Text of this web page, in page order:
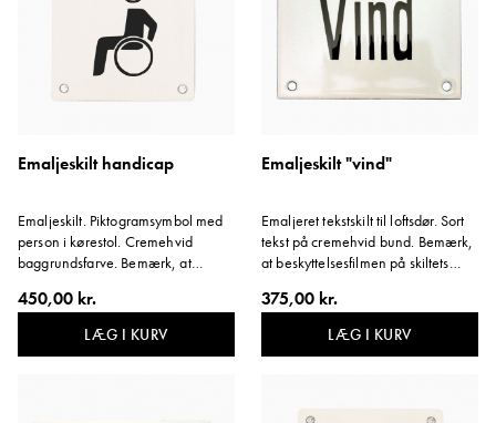
Emaljeskilt handicap
Emaljeskilt. Piktogramsymbol med
person i kørestol. Cremehvid
baggrundsfarve. Bemærk, at
skal blive siddende. Variant: RWC
450,00 kr.
LÆG I KURV
Emaljeskilt "vind"
Emaljeret tekstskilt til loftsdør. Sort
tekst på cremehvid bund. Bemærk,
at beskyttelsesfilmen på skiltets
Loft.
375,00 kr.
LÆG I KURV